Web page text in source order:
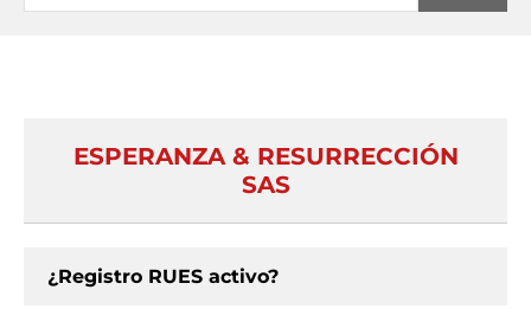
ESPERANZA & RESURRECCIÓN
SAS
¿Registro RUES activo?